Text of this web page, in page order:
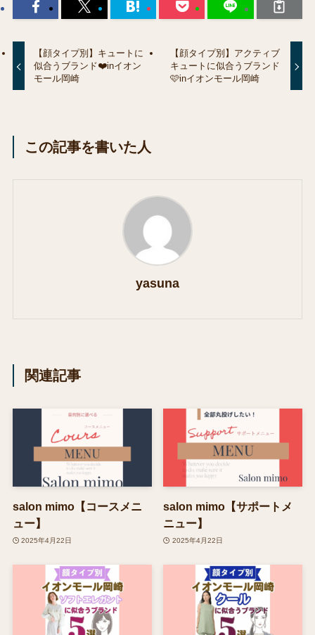
【顔タイプ別】キュートに
似合うブランド❤️inイオン
モール岡崎
【顔タイプ別】アクティブ
キュートに似合うブランド
🩷inイオンモール岡崎
この記事を書いた人
yasuna
関連記事
salon mimo【コースメニ
ュー】
2025年4月22日
salon mimo【サポートメ
ニュー】
2025年4月22日